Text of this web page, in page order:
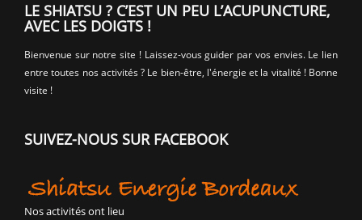
LE SHIATSU ? C’EST UN PEU L’ACUPUNCTURE,
AVEC LES DOIGTS !
Bienvenue sur notre site ! Laissez-vous guider par vos envies. Le lien
entre toutes nos activités ? Le bien-être, l'énergie et la vitalité ! Bonne
visite !
SUIVEZ-NOUS SUR FACEBOOK
Nos activités ont lieu